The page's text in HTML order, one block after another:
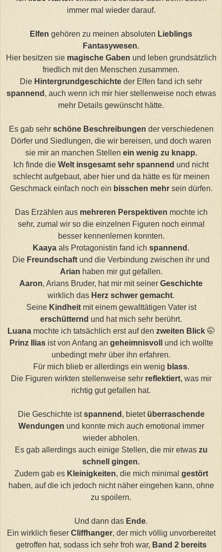
immer mal wieder darauf.
Elfen gehören zu meinen absoluten Lieblings
Fantasywesen.
Hier besitzen sie magische Gaben und leben grundsätzlich
friedlich mit den Menschen zusammen.
Die Hintergrundgeschichte der Elfen fand ich sehr
spannend , auch wenn ich mir hier stellenweise noch etwas
mehr Details gewünscht hätte.
Es gab sehr schöne Beschreibungen der verschiedenen
Dörfer und Siedlungen, die wir bereisen, und doch waren
sie mir an manchen Stellen ein wenig zu knapp.
Ich finde die Welt insgesamt sehr spannend und nicht
schlecht aufgebaut, aber hier und da hätte es für meinen
Geschmack einfach noch ein bisschen mehrsein dürfen.
Das Erzählen aus mehreren Perspektiven mochte ich
sehr, zumal wir so die einzelnen Figuren noch einmal
besser kennenlernen konnten.
Kaaya als Protagonistin fand ich spannend .
Die Freundschaft und die Verbindung zwischen ihr und
Arian haben mir gut gefallen.
Aaron, Arians Bruder, hat mir mit seiner Geschichte
wirklich das Herz schwer gemacht.
Seine Kindheit mit einem gewalttätigen Vater ist
erschütternd und hat mich sehr berührt.
Luana mochte ich tatsächlich erst auf den zweiten Blick🤭
Prinz Ilias ist von Anfang an geheimnisvoll und ich wollte
unbedingt mehr über ihn erfahren.
Für mich blieb er allerdings ein wenig blass.
Die Figuren wirkten stellenweise sehr reflektiert, was mir
richtig gut gefallen hat.
Die Geschichte istspannend , bietet überraschende
Wendungen und konnte mich auch emotional immer
wieder abholen.
Es gab allerdings auch einige Stellen, die mir etwas zu
schnell gingen.
Zudem gab es Kleinigkeiten, die mich minimal gestört
haben, auf die ich jedoch nicht näher eingehen kann, ohne
zu spoilern.
Und dann das Ende.
Ein wirklich fieser Cliffhanger, der mich völlig unvorbereitet
getroffen hat, sodass ich sehr froh war, Band 2 bereits